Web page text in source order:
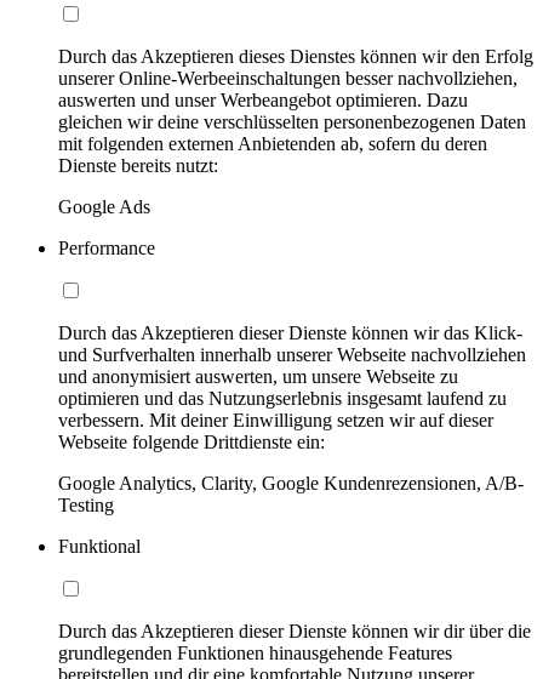
Durch das Akzeptieren dieses Dienstes können wir den Erfolg
unserer Online-Werbeeinschaltungen besser nachvollziehen,
auswerten und unser Werbeangebot optimieren. Dazu
gleichen wir deine verschlüsselten personenbezogenen Daten
mit folgenden externen Anbietenden ab, sofern du deren
Dienste bereits nutzt:
Google Ads
Performance
Durch das Akzeptieren dieser Dienste können wir das Klick-
und Surfverhalten innerhalb unserer Webseite nachvollziehen
und anonymisiert auswerten, um unsere Webseite zu
optimieren und das Nutzungserlebnis insgesamt laufend zu
verbessern. Mit deiner Einwilligung setzen wir auf dieser
Webseite folgende Drittdienste ein:
Google Analytics, Clarity, Google Kundenrezensionen, A/B-
Testing
Funktional
Durch das Akzeptieren dieser Dienste können wir dir über die
grundlegenden Funktionen hinausgehende Features